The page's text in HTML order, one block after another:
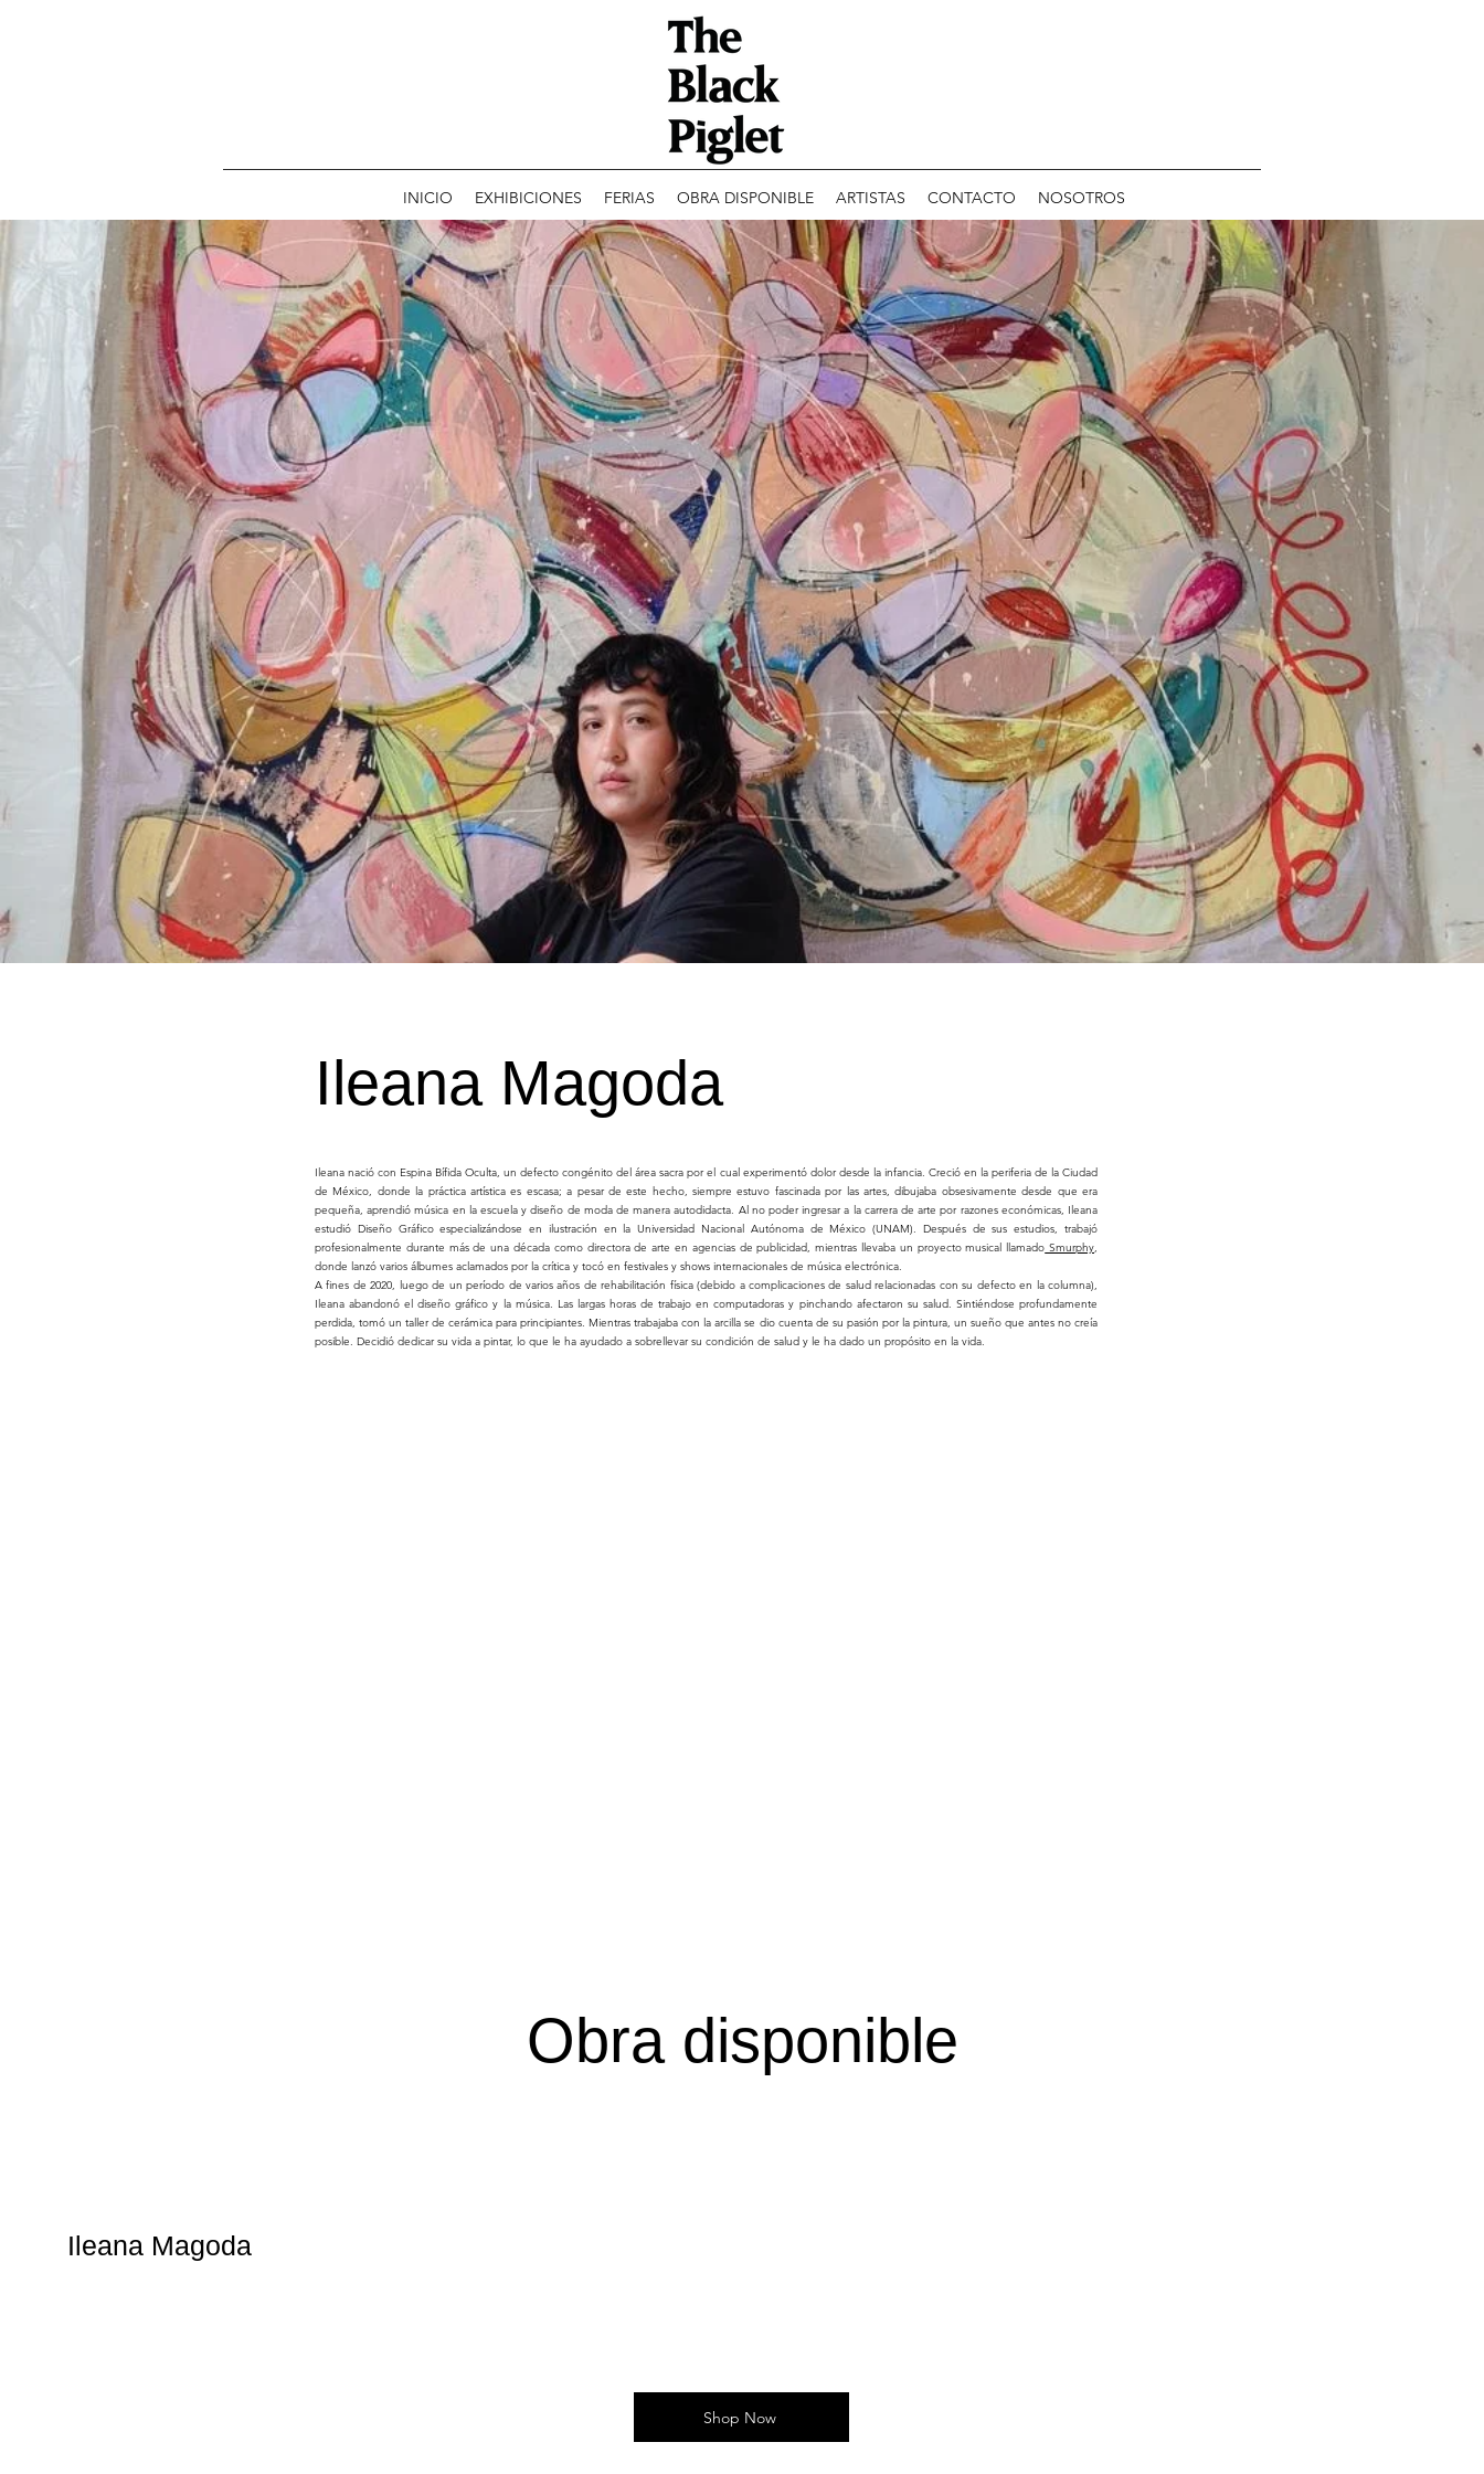
INICIO EXHIBICIONES FERIAS OBRA DISPONIBLE ARTISTAS CONTACTO NOSOTROS
Ileana Magoda
Ileana nació con Espina Bífida Oculta, un defecto congénito del área sacra por el cual experimentó dolor desde la infancia. Creció en la periferia de la Ciudad
de México, donde la práctica artística es escasa; a pesar de este hecho, siempre estuvo fascinada por las artes, dibujaba obsesivamente desde que era
pequeña, aprendió música en la escuela y diseño de moda de manera autodidacta. Al no poder ingresar a la carrera de arte por razones económicas, Ileana
estudió Diseño Gráfico especializándose en ilustración en la Universidad Nacional Autónoma de México (UNAM). Después de sus estudios, trabajó
profesionalmente durante más de una década como directora de arte en agencias de publicidad, mientras llevaba un proyecto musical llamado Smurphy,
donde lanzó varios álbumes aclamados por la crítica y tocó en festivales y shows internacionales de música electrónica.
A fines de 2020, luego de un período de varios años de rehabilitación física (debido a complicaciones de salud relacionadas con su defecto en la columna),
Ileana abandonó el diseño gráfico y la música. Las largas horas de trabajo en computadoras y pinchando afectaron su salud. Sintiéndose profundamente
perdida, tomó un taller de cerámica para principiantes. Mientras trabajaba con la arcilla se dio cuenta de su pasión por la pintura, un sueño que antes no creía
posible. Decidió dedicar su vida a pintar, lo que le ha ayudado a sobrellevar su condición de salud y le ha dado un propósito en la vida.
Obra disponible
Ileana Magoda
Shop Now